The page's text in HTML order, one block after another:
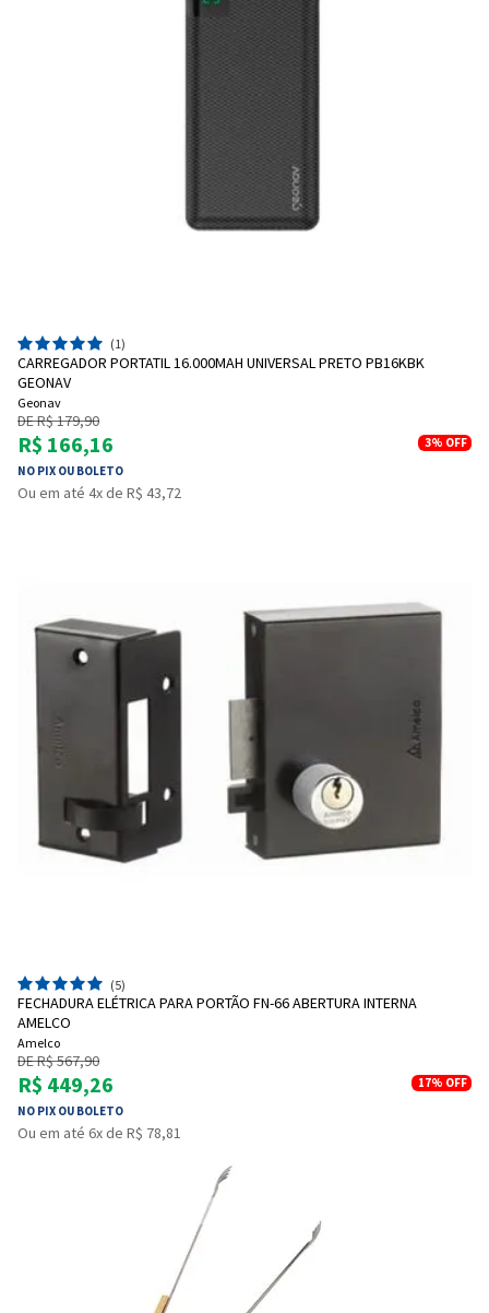
(1)
CARREGADOR PORTATIL 16.000MAH UNIVERSAL PRETO PB16KBK
GEONAV
Geonav
DE R$ 179,90
R$ 166,16
NO PIX OU BOLETO
3% OFF
Ou em até 4x de R$ 43,72
(5)
FECHADURA ELÉTRICA PARA PORTÃO FN-66 ABERTURA INTERNA
AMELCO
Amelco
DE R$ 567,90
R$ 449,26
NO PIX OU BOLETO
17% OFF
Ou em até 6x de R$ 78,81